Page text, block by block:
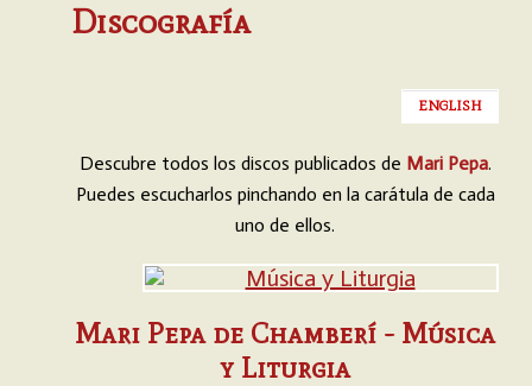
Discografía
ENGLISH
Descubre todos los discos publicados de Mari Pepa.
Puedes escucharlos pinchando en la carátula de cada
uno de ellos.
Mari Pepa de Chamberí - Música
y Liturgia